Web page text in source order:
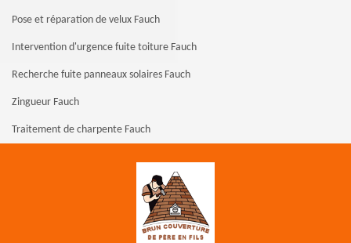
Pose et réparation de velux Fauch
Intervention d'urgence fuite toiture Fauch
Recherche fuite panneaux solaires Fauch
Zingueur Fauch
Traitement de charpente Fauch